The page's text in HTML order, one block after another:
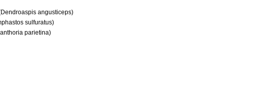
angusticeps)
sulfuratus)
parietina)